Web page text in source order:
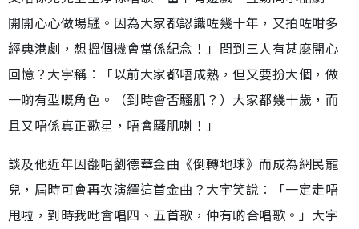
開開心心做場騷。因為大家都認識咗幾十年，又拍咗咁多
經典港劇，想搵個機會當係紀念！」問到三人有甚麼開心
回憶？大宇稱︰「以前大家都唔成熟，但又要扮大個，做
一啲有型嘅角色。（到時會否騷肌？）大家都幾十歲，而
且又唔係真正歌星，唔會騷肌喇！」
談及他近年因翻唱劉德華金曲《倒轉地球》而成為網民寵
兒，屆時可會再次演繹這首金曲？大宇笑說︰「一定走唔
甩啦，到時我哋會唱四、五首歌，仲有啲合唱歌。」大宇